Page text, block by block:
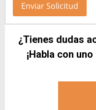
¿Tienes dudas
¡Habla con